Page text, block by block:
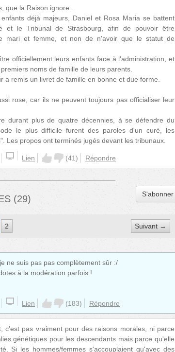
que la Raison ignore..
déjà majeurs, Daniel et Rosa Maria se battent
et le Tribunal de Strasbourg, afin de pouvoir être
mari et femme, et non de n'avoir que le statut de
officiellement leurs enfants face à l'administration, et
noms de famille de leurs parents.
a remis un livret de famille en bonne et due forme.
rose, car ils ne peuvent toujours pas officialiser leur
durant plus de quatre décennies, à se défendre du
le plus difficile furent des paroles d'un curé, les
Les propos ont terminés jugés devant les tribunaux.
Lien (41) Répondre
(29) S'abonner
2 Suivant →
ne suis pas pas complètement sûr :/
à la modération parfois !
Lien (183) Répondre
c'est pas vraiment pour des raisons morales, ni parce
génétiques pour les descendants mais parce qu'elle
Si les hommes/femmes s'accouplaient qu'avec des